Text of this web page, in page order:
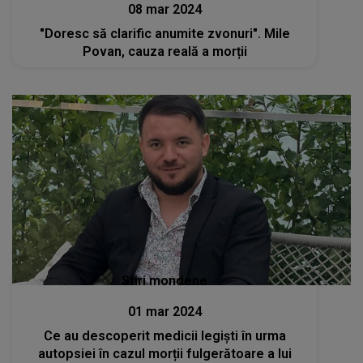
08 mar 2024
"Doresc să clarific anumite zvonuri". Mile
Povan, cauza reală a morții
Stiri mondene
01 mar 2024
Ce au descoperit medicii legiști în urma
autopsiei în cazul morții fulgerătoare a lui